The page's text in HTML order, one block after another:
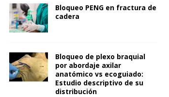
Bloqueo PENG en fractura de
cadera
Bloqueo de plexo braquial
por abordaje axilar
anatómico vs ecoguiado:
Estudio descriptivo de su
distribución